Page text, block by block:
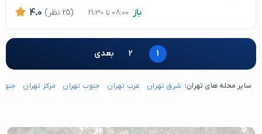
باز 4.0 (25 نظر)
1
2 بعدی
سایر محله های تهران: شرق تهران غرب تهران جنوب تهران مرکز تهران